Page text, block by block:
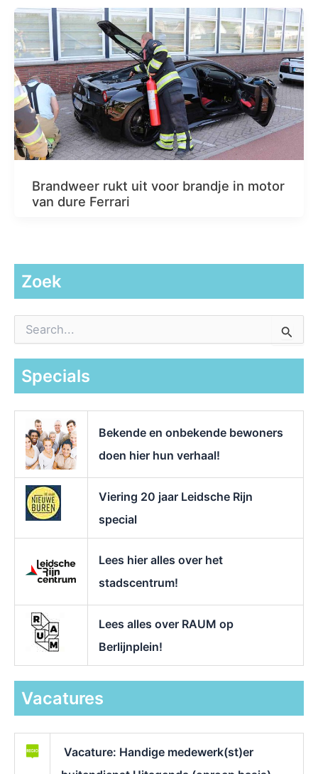
Brandweer rukt uit voor brandje in motor
van dure Ferrari
Zoek
a
Specials
Bekende en onbekende bewoners
doen hier hun verhaal!
Viering 20 jaar Leidsche Rijn
special
Lees hier alles over het
stadscentrum!
Lees alles over RAUM op
Berlijnplein!
Vacatures
Vacature: Handige medewerk(st)er